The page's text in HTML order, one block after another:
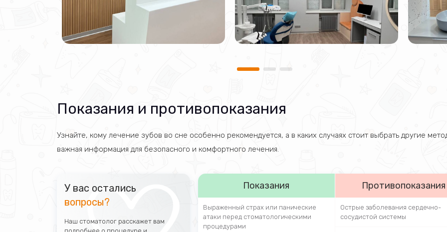
Показания и противопоказания
Узнайте, кому лечение зубов во сне особенно рекомендуется, а в каких случаях стоит выбрать другие
важная информация для безопасного и комфортного лечения.
У вас остались
вопросы?
Наш стоматолог расскажет вам
Показания
Выраженный страх или панические
атаки перед стоматологическими
процедурами
Противопоказания
Острые заболевания сердечно-
сосудистой системы